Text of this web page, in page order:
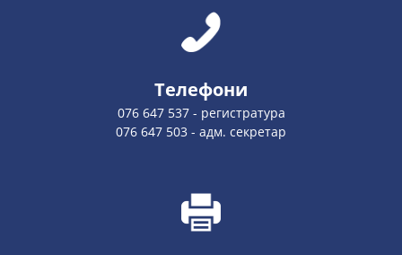
Телефони
076 647 537 - регистратура
076 647 503 - адм. секретар